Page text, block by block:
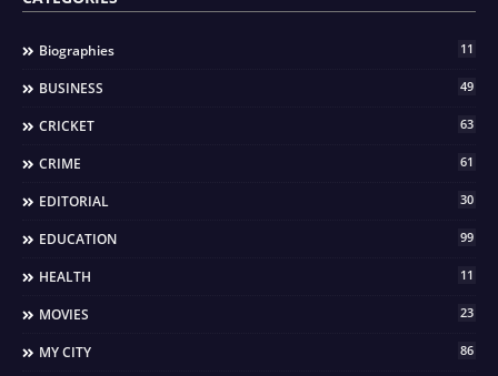
Biographies 11
BUSINESS 49
CRICKET 63
CRIME 61
EDITORIAL 30
EDUCATION 99
HEALTH 11
MOVIES 23
MY CITY 86